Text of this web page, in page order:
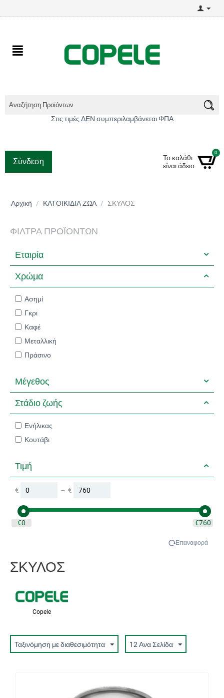
Στις τιμές ΔΕΝ συμπεριλαμβάνεται ΦΠΑ
Σύνδεση
Το καλάθι
είναι άδειο
0
Αρχική / ΚΑΤΟΙΚΙΔΙΑ ΖΩΑ / ΣΚΥΛΟΣ
ΦΊΛΤΡΑ ΠΡΟΪΌΝΤΩΝ
Εταιρία
Χρώμα
Ασημί
Γκρι
Καφέ
Μεταλλική
Πράσινο
Μέγεθος
Στάδιο ζωής
Ενήλικας
Κουτάβι
Τιμή
€ – €
‎€0 ‎€760
Επαναφορά
ΣΚΥΛΟΣ
Copele
Ταξινόμηση με διαθεσιμότητα 12 Ανα Σελίδα